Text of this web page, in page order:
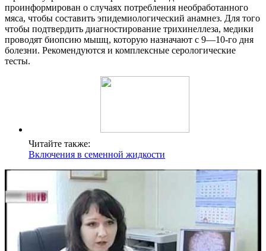
проинформирован о случаях потребления необработанного
мяса, чтобы составить эпидемиологический анамнез. Для того
чтобы подтвердить диагностирование трихинеллеза, медики
проводят биопсию мышц, которую назначают с 9—10-го дня
болезни. Рекомендуются и комплексные серологические
тесты.
Читайте также:
Включения в семенной жидкости